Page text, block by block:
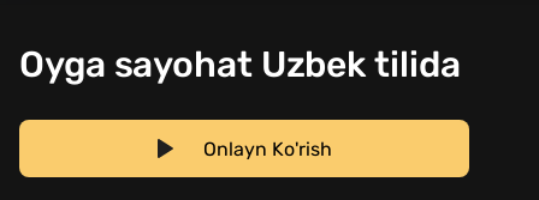
Oyga sayohat Uzbek tilida
Onlayn Ko'rish